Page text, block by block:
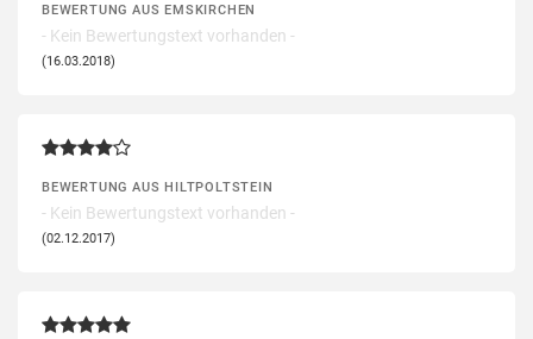
BEWERTUNG AUS EMSKIRCHEN
- Kein Bewertungstext vorhanden -
(16.03.2018)
BEWERTUNG AUS HILTPOLTSTEIN
- Kein Bewertungstext vorhanden -
(02.12.2017)